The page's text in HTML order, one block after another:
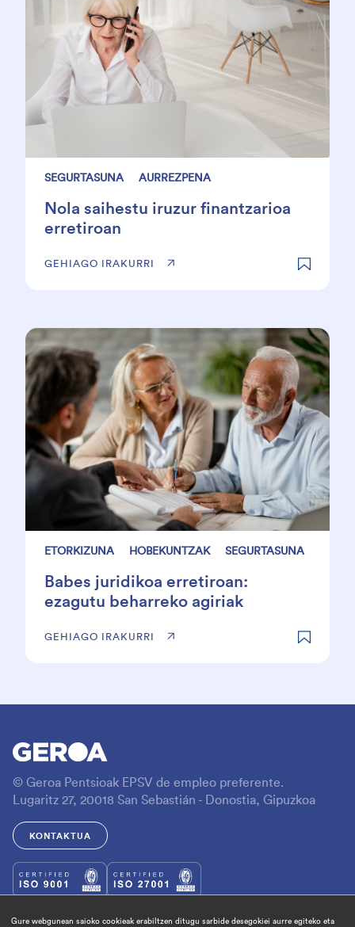
SEGURTASUNA AURREZPENA
Nola saihestu iruzur finantzarioa
erretiroan
GEHIAGO IRAKURRI
ETORKIZUNA HOBEKUNTZAK SEGURTASUNA
Babes juridikoa erretiroan:
ezagutu beharreko agiriak
GEHIAGO IRAKURRI
© Geroa Pentsioak EPSV de empleo preferente.
Lugaritz 27, 20018 San Sebastián - Donostia, Gipuzkoa
KONTAKTUA
Gure webgunean saioko cookieak erabiltzen ditugu sarbide desegokiei aurre egiteko eta